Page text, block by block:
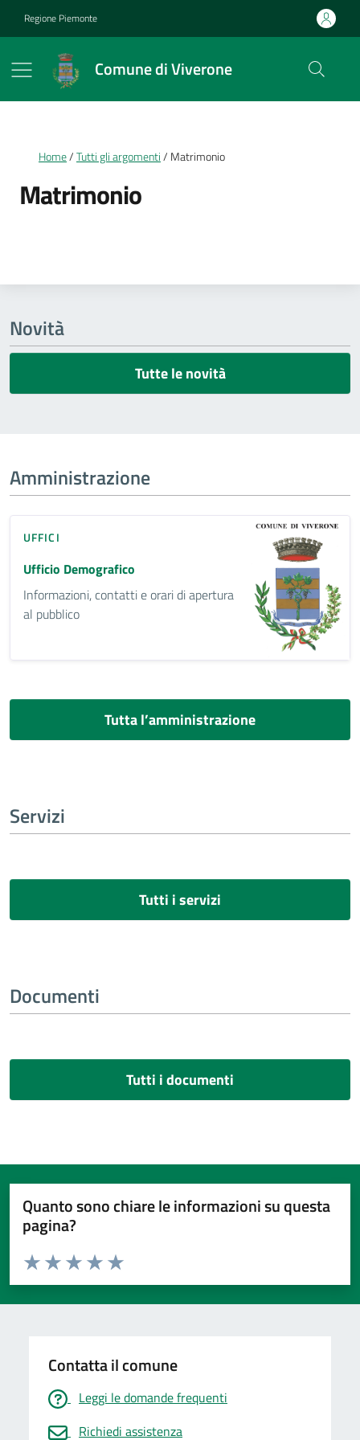
Regione Piemonte
Comune di Viverone
Briciole di pane
Home Tutti gli argomenti Matrimonio
Matrimonio
Novità
Tutte le novità
Amministrazione
UFFICI
Ufficio Demografico
Informazioni, contatti e orari di apertura
al pubblico
Tutta l’amministrazione
Servizi
Tutti i servizi
Documenti
Tutti i documenti
Quanto sono chiare le informazioni su questa
pagina?
Valuta da 1 a 5 stelle la pagina
Valuta 5 stelle su 5
Valuta 4 stelle su 5
Valuta 3 stelle su 5
Valuta 2 stelle su 5
Valuta 1 stelle su 5
Contatta il comune
Leggi le domande frequenti
Richiedi assistenza